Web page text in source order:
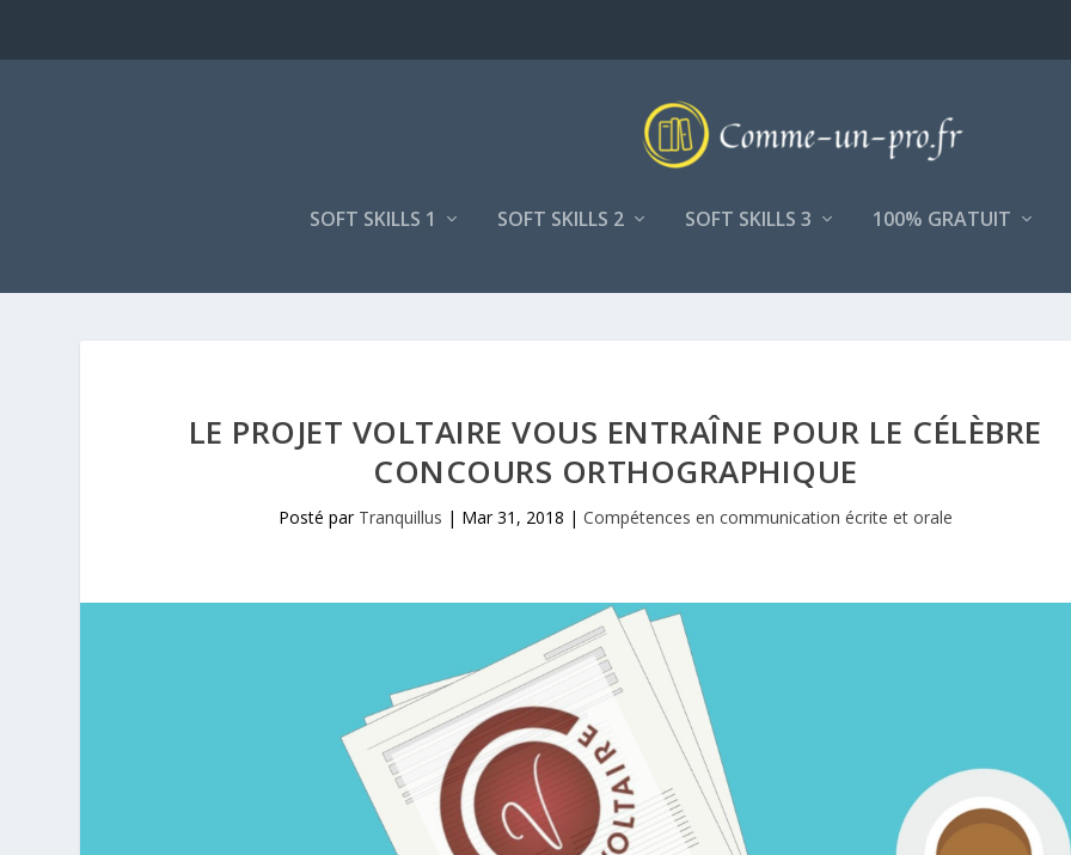
SOFT SKILLS 1 SOFT SKILLS 2 SOFT SKILLS 3 100% GRATUIT
LE PROJET VOLTAIRE VOUS ENTRAÎNE POUR LE CÉLÈBRE
CONCOURS ORTHOGRAPHIQUE
Posté par Tranquillus | Mar 31, 2018 | Compétences en communication écrite et orale